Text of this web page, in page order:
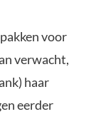
voor
verwacht,
haar
eerder